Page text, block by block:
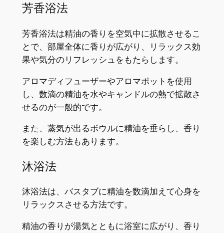
芳香浴法
芳香浴法は精油の香りを空気中に拡散させるこ
とで、部屋全体に香りが広がり、リラックス効
果や気分のリフレッシュをもたらします。
アロマディフューザーやアロマポットを使用
し、数滴の精油を水やキャンドルの熱で拡散さ
せるのが一般的です。
また、蒸気が出るボウルに精油を垂らし、香り
を楽しむ方法もあります。
沐浴法
沐浴法は、バスタブに精油を数滴加えて心身を
リラックスさせる方法です。
精油の香りが湯気とともに浴室に広がり、香り